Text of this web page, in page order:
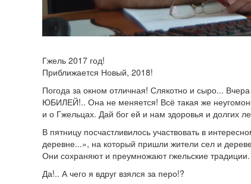
Гжель 2017 год!
Приближается Новый, 2018!
Погода за окном отличная! Слякотно и сыро...
ЮБИЛЕЙ!.. Она не меняется! Всё такая же
и о Гжельцах. Дай бог ей и нам здоровья и долгих
В пятницу посчастливилось участвовать в
деревне...», на который пришли жители сел и
Они сохраняют и преумножают гжельские
Да!.. А чего я вдруг взялся за перо!?